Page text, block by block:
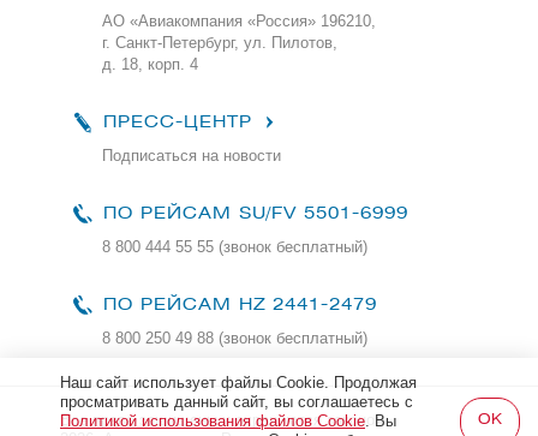
АО «Авиакомпания «Россия» 196210,
г. Санкт-Петербург, ул. Пилотов,
д. 18, корп. 4
ПРЕСС-ЦЕНТР
Подписаться на новости
ПО РЕЙСАМ SU/FV 5501-6999
8 800 444 55 55 (звонок бесплатный)
ПО РЕЙСАМ HZ 2441-2479
8 800 250 49 88 (звонок бесплатный)
Все права защищены и охраняются законом
Наш сайт использует файлы Cookie. Продолжая
просматривать данный сайт, вы соглашаетесь с
Политикой использования файлов Cookie. Вы